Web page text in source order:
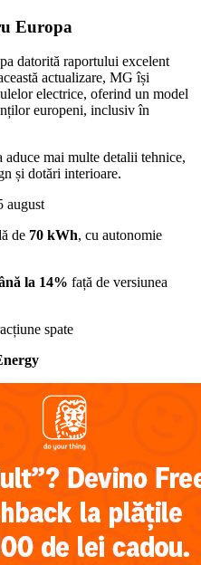
Europa
datorită raportului excelent
actualizare, MG își
electrice, oferind un model
europeni, inclusiv în
aduce mai multe detalii tehnice,
și dotări interioare.
august
de 70 kWh, cu autonomie
la 14% față de versiunea
spate